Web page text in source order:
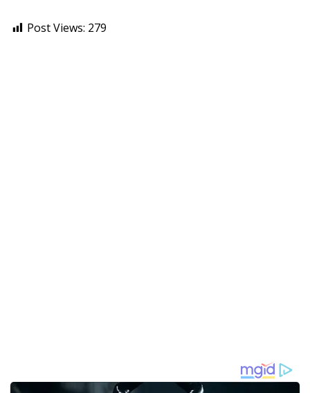
Post Views: 279